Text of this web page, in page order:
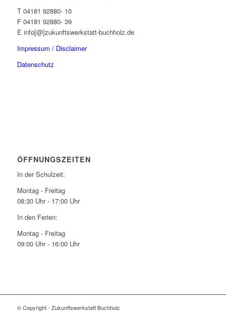
T 04181 92880- 10
F 04181 92880- 39
E info[@]zukunftswerkstatt-buchholz.de
Impressum / Disclaimer
Datenschutz
ÖFFNUNGSZEITEN
In der Schulzeit:
Montag - Freitag
08:30 Uhr - 17:00 Uhr
In den Ferien:
Montag - Freitag
09:00 Uhr - 16:00 Uhr
© Copyright - Zukunftswerkstatt Buchholz